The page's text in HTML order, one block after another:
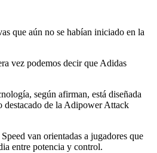
que aún no se habían iniciado en la
vez podemos decir que Adidas
según afirman, está diseñada
destacado de la Adipower Attack
van orientadas a jugadores que
entre potencia y control.